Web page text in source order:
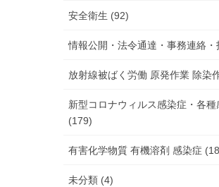
安全衛生 (92)
情報公開・法令通達・事務連絡
放射線被ばく労働 原発作業 除染
新型コロナウィルス感染症・各種
(179)
有害化学物質 有機溶剤 感染症
未分類 (4)